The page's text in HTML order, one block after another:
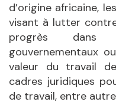
d’origine africaine,
visant à lutter
progrès dans
gouvernementaux
valeur du travail
cadres juridiques
de travail, entre